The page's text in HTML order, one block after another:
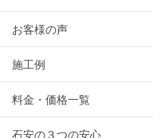
お客様の声
施工例
料金・価格一覧
石安の３つの安心